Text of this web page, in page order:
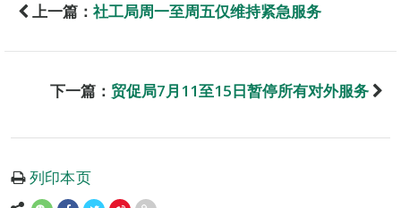
上一篇： 社工局周一至周五仅维持紧急服务
下一篇： 贸促局7月11至15日暂停所有对外服务
列印本页